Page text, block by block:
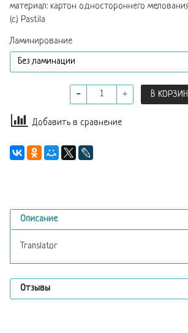
материал: картон одностороннего
(с) Pastila
Ламинирование
В
Добавить в сравнение
Описание
Translator
Отзывы